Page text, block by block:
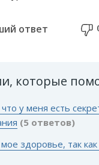
ответ
которые
у меня есть
(5 ответов)
здоровье, так как